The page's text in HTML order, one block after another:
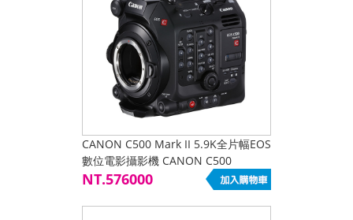
CANON C500 Mark II 5.9K全片幅EOS
數位電影攝影機 CANON C500
NT.576000